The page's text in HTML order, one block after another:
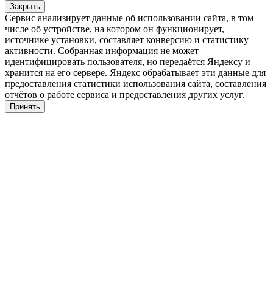
Закрыть
Сервис анализирует данные об использовании сайта, в том
числе об устройстве, на котором он функционирует,
источнике установки, составляет конверсию и статистику
активности. Собранная информация не может
идентифицировать пользователя, но передаётся Яндексу и
хранится на его сервере. Яндекс обрабатывает эти данные для
предоставления статистики использования сайта, составления
отчётов о работе сервиса и предоставления других услуг.
Принять